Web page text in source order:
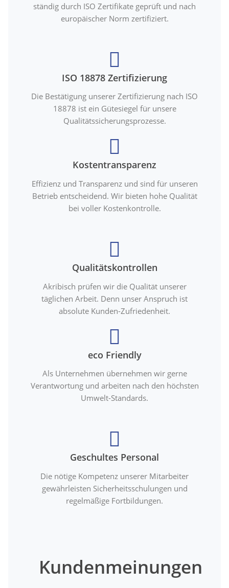
ständig durch ISO Zertifikate geprüft und nach
europäischer Norm zertifiziert.
ISO 18878 Zertifizierung
Die Bestätigung unserer Zertifizierung nach ISO
18878 ist ein Gütesiegel für unsere
Qualitätssicherungsprozesse.
Kostentransparenz
Effizienz und Transparenz und sind für unseren
Betrieb entscheidend. Wir bieten hohe Qualität
bei voller Kostenkontrolle.
Qualitätskontrollen
Akribisch prüfen wir die Qualität unserer
täglichen Arbeit. Denn unser Anspruch ist
absolute Kunden-Zufriedenheit.
eco Friendly
Als Unternehmen übernehmen wir gerne
Verantwortung und arbeiten nach den höchsten
Umwelt-Standards.
Geschultes Personal
Die nötige Kompetenz unserer Mitarbeiter
gewährleisten Sicherheitsschulungen und
regelmäßige Fortbildungen.
Kundenmeinungen